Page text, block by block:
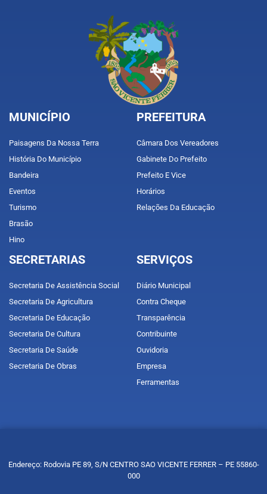
MUNICÍPIO
Paisagens Da Nossa Terra
História Do Município
Bandeira
Eventos
Turismo
Brasão
Hino
PREFEITURA
Câmara Dos Vereadores
Gabinete Do Prefeito
Prefeito E Vice
Horários
Relações Da Educação
SECRETARIAS
Secretaria De Assistência Social
Secretaria De Agricultura
Secretaria De Educação
Secretaria De Cultura
Secretaria De Saúde
Secretaria De Obras
SERVIÇOS
Diário Municipal
Contra Cheque
Transparência
Contribuinte
Ouvidoria
Empresa
Ferramentas
Endereço: Rodovia PE 89, S/N CENTRO SAO VICENTE FERRER – PE 55860-
000